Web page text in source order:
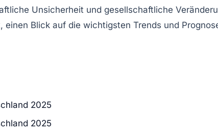
Unsicherheit und gesellschaftliche
einen Blick auf die wichtigsten Trends und
2025
2025